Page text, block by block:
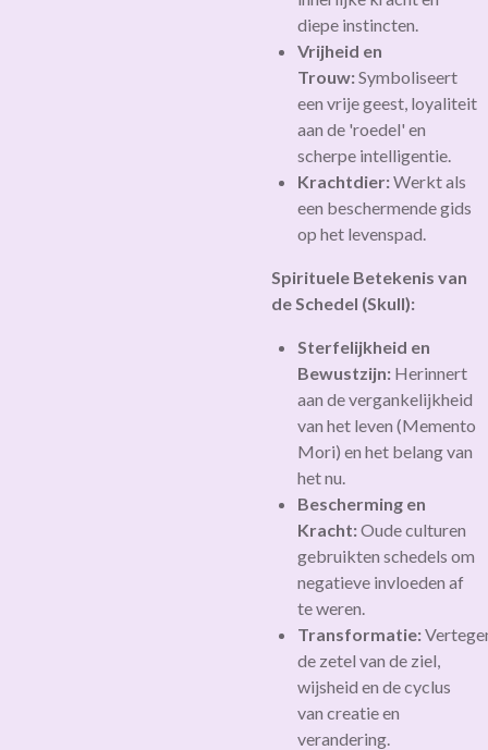
diepe instincten.
Vrijheid en
Trouw:Symboliseert
een vrije geest, loyaliteit
aan de 'roedel' en
scherpe intelligentie.
Krachtdier:Werkt als
een beschermende gids
op het levenspad.
Spirituele Betekenis van
de Schedel (Skull):
Sterfelijkheid en
Bewustzijn: Herinnert
aan de vergankelijkheid
van het leven (Memento
Mori) en het belang van
het nu.
Bescherming en
Kracht:Oude culturen
gebruikten schedels om
negatieve invloeden af
te weren.
Transformatie:
de zetel van de ziel,
wijsheid en de cyclus
van creatie en
verandering.